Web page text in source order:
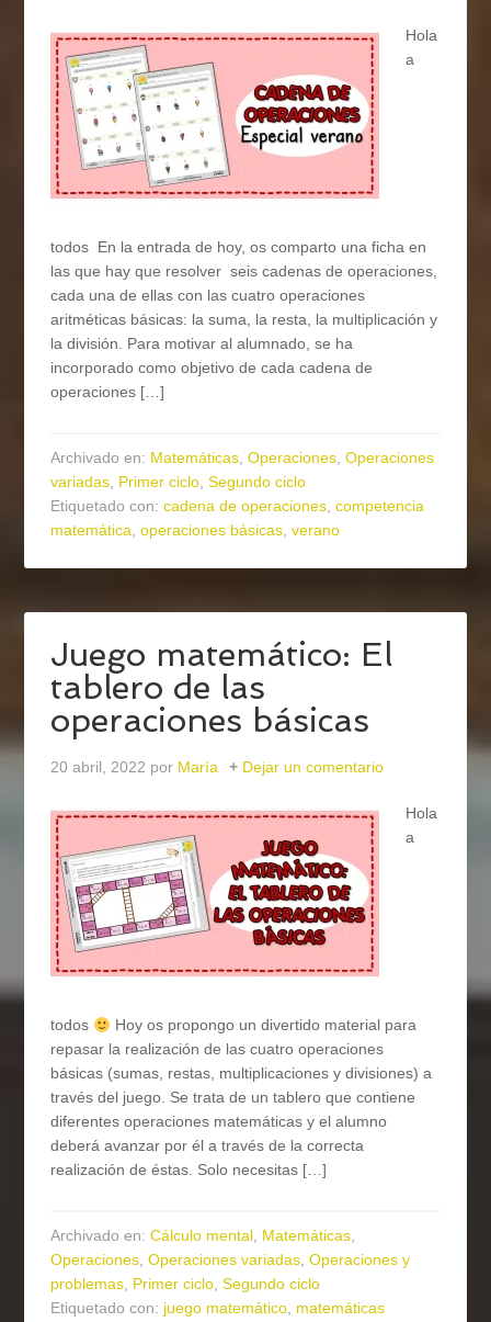
Hola
a
todos En la entrada de hoy, os comparto una ficha en
las que hay que resolver seis cadenas de operaciones,
cada una de ellas con las cuatro operaciones
aritméticas básicas: la suma, la resta, la multiplicación y
la división. Para motivar al alumnado, se ha
incorporado como objetivo de cada cadena de
operaciones […]
Archivado en: Matemáticas,Operaciones,Operaciones
variadas, Primer ciclo,Segundo ciclo
Etiquetado con:cadena de operaciones,competencia
matemática,operaciones básicas,verano
Juego matemático: El
tablero de las
operaciones básicas
20 abril, 2022 por María Dejar un comentario
Hola
a
todos
Hoy os propongo un divertido material para
repasar la realización de las cuatro operaciones
básicas (sumas, restas, multiplicaciones y divisiones) a
través del juego. Se trata de un tablero que contiene
diferentes operaciones matemáticas y el alumno
deberá avanzar por él a través de la correcta
realización de éstas. Solo necesitas […]
Archivado en:Cálculo mental, Matemáticas,
Operaciones,Operaciones variadas,Operaciones y
problemas, Primer ciclo,Segundo ciclo
Etiquetado con: juego matemático, matemáticas